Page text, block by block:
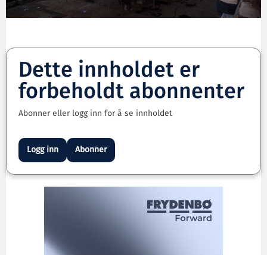
Dette innholdet er
forbeholdt abonnenter
Abonner eller logg inn for å se innholdet
Logg inn Abonner